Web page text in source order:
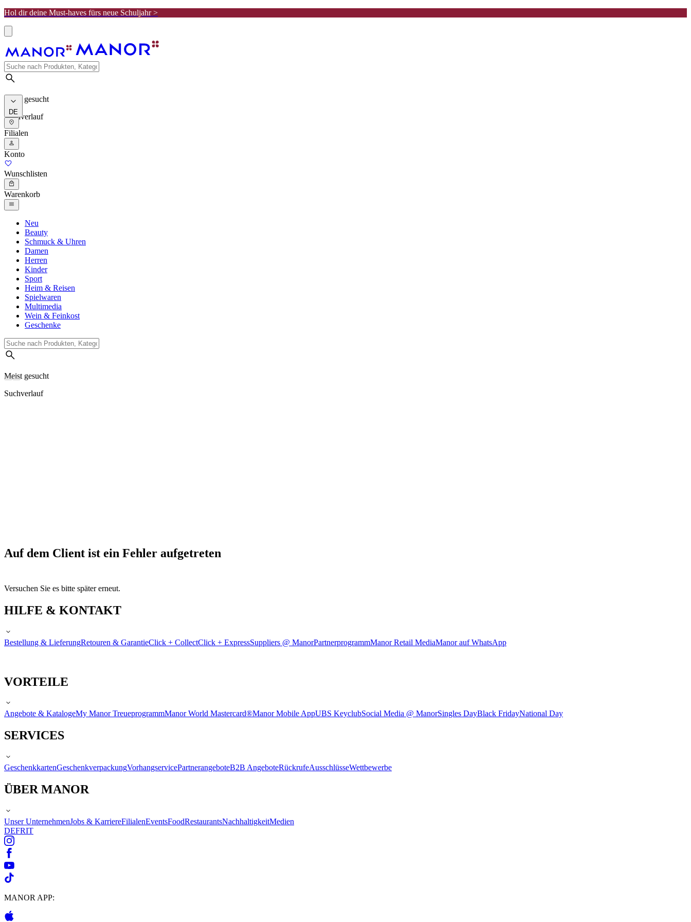
Hol dir deine Must-haves fürs neue Schuljahr >
Meist gesucht
Suchverlauf
DE
Filialen
Konto
Wunschlisten
Warenkorb
Neu
Beauty
Schmuck & Uhren
Damen
Herren
Kinder
Sport
Heim & Reisen
Spielwaren
Multimedia
Wein & Feinkost
Geschenke
Meist gesucht
Suchverlauf
Auf dem Client ist ein Fehler aufgetreten
Versuchen Sie es bitte später erneut.
HILFE & KONTAKT
Bestellung & LieferungRetouren & GarantieClick + CollectClick + ExpressSuppliers @ ManorPartnerprogrammManor Retail MediaManor auf WhatsApp
VORTEILE
Angebote & KatalogeMy Manor TreueprogrammManor World Mastercard®Manor Mobile AppUBS KeyclubSocial Media @ ManorSingles DayBlack FridayNational Day
SERVICES
GeschenkkartenGeschenkverpackungVorhangservicePartnerangeboteB2B AngeboteRückrufeAusschlüsseWettbewerbe
ÜBER MANOR
Unser UnternehmenJobs & KarriereFilialenEventsFoodRestaurantsNachhaltigkeitMedien
DEFRIT
MANOR APP: